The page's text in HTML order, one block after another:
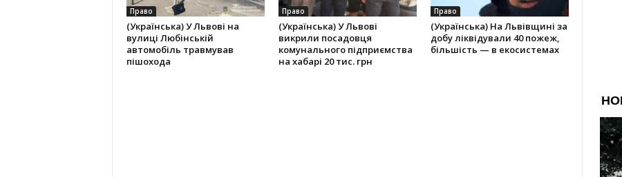
Право
(Українська) У Львові на
вулиці Любінській
автомобіль травмував
пішохода
Право
(Українська) У Львові
викрили посадовця
комунального підприємства
на хабарі 20 тис. грн
Право
(Українська) На Львівщині за
добу ліквідували 40 пожеж,
більшість — в екосистемах